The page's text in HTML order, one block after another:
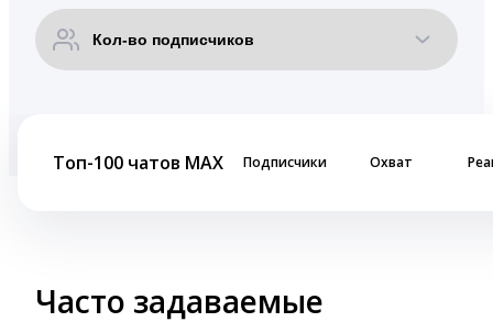
Топ-100 чатов MAX Подписчики Охват
Часто задаваемые